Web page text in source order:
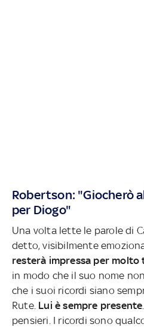
Robertson: "Giocherò
per Diogo"
Una volta lette le parole di
detto, visibilmente
resterà impressa per molto
in modo che il suo nome
che i suoi ricordi siano
Rute. Lui è sempre presente
pensieri. I ricordi sono